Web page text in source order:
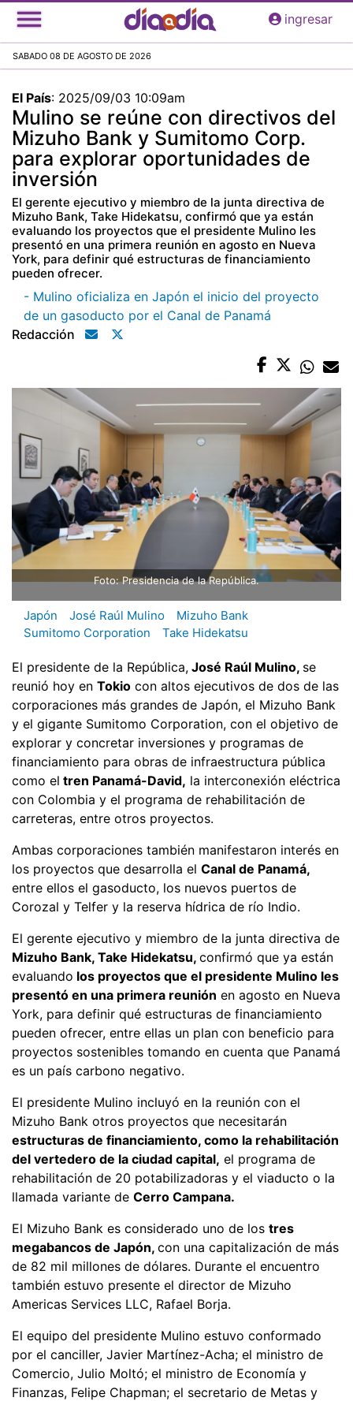
Pasar
al
principal
ingresar
SABADO 08 DE AGOSTO DE 2026
El País: 2025/09/03 10:09am
Mulino se reúne con directivos del
Mizuho Bank y Sumitomo Corp.
para explorar oportunidades de
inversión
El gerente ejecutivo y miembro de la junta directiva de
Mizuho Bank, Take Hidekatsu, confirmó que ya están
evaluando los proyectos que el presidente Mulino les
presentó en una primera reunión en agosto en Nueva
York, para definir qué estructuras de financiamiento
pueden ofrecer.
- Mulino oficializa en Japón el inicio del proyecto
de un gasoducto por el Canal de Panamá
Redacción
Foto: Presidencia de la República.
Japón José Raúl Mulino
Mizuho Bank
Sumitomo Corporation
Take Hidekatsu
El presidente de la República, José Raúl Mulino, se
reunió hoy en Tokio con altos ejecutivos de dos de las
corporaciones más grandes de Japón, el Mizuho Bank
y el gigante Sumitomo Corporation, con el objetivo de
explorar y concretar inversiones y programas de
financiamiento para obras de infraestructura pública
como el tren Panamá-David, la interconexión eléctrica
con Colombia y el programa de rehabilitación de
carreteras, entre otros proyectos.
Ambas corporaciones también manifestaron interés en
los proyectos que desarrolla el Canal de Panamá,
entre ellos el gasoducto, los nuevos puertos de
Corozal y Telfer y la reserva hídrica de río Indio.
El gerente ejecutivo y miembro de la junta directiva de
Mizuho Bank, Take Hidekatsu, confirmó que ya están
evaluando los proyectos que el presidente Mulino les
presentó en una primera reunión en agosto en Nueva
York, para definir qué estructuras de financiamiento
pueden ofrecer, entre ellas un plan con beneficio para
proyectos sostenibles tomando en cuenta que Panamá
es un país carbono negativo.
El presidente Mulino incluyó en la reunión con el
Mizuho Bank otros proyectos que necesitarán
estructuras de financiamiento, como la rehabilitación
del vertedero de la ciudad capital, el programa de
rehabilitación de 20 potabilizadoras y el viaducto o la
llamada variante de Cerro Campana.
El Mizuho Bank es considerado uno de los tres
megabancos de Japón, con una capitalización de más
de 82 mil millones de dólares. Durante el encuentro
también estuvo presente el director de Mizuho
Americas Services LLC, Rafael Borja.
El equipo del presidente Mulino estuvo conformado
por el canciller, Javier Martínez-Acha; el ministro de
Comercio, Julio Moltó; el ministro de Economía y
Finanzas, Felipe Chapman; el secretario de Metas y